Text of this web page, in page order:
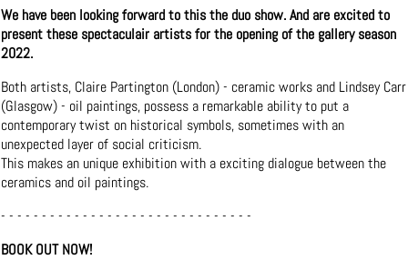
We have been looking forward to this the duo show. And are excited to
present these spectaculair artists for the opening of the gallery season
2022.
Both artists, Claire Partington (London) - ceramic works and Lindsey Carr
(Glasgow) - oil paintings, possess a remarkable ability to put a
contemporary twist on historical symbols, sometimes with an
unexpected layer of social criticism.
This makes an unique exhibition with a exciting dialogue between the
ceramics and oil paintings.
- - - - - - - - - - - - - - - - - - - - - - - - - - - - - - -
BOOK OUT NOW!